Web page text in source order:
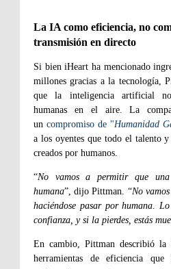
La IA como eficiencia, no
transmisión en directo
Si bien iHeart ha mencionado
millones gracias a la tecnología,
que la inteligencia artificial
humanas en el aire. La
un compromiso de "Humanidad
a los oyentes que todo el talento
creados por humanos.
“No vamos a permitir que
humana”, dijo Pittman. “No
haciéndose pasar por humana.
confianza, y si la pierdes, estás
En cambio, Pittman describió
herramientas de eficiencia que